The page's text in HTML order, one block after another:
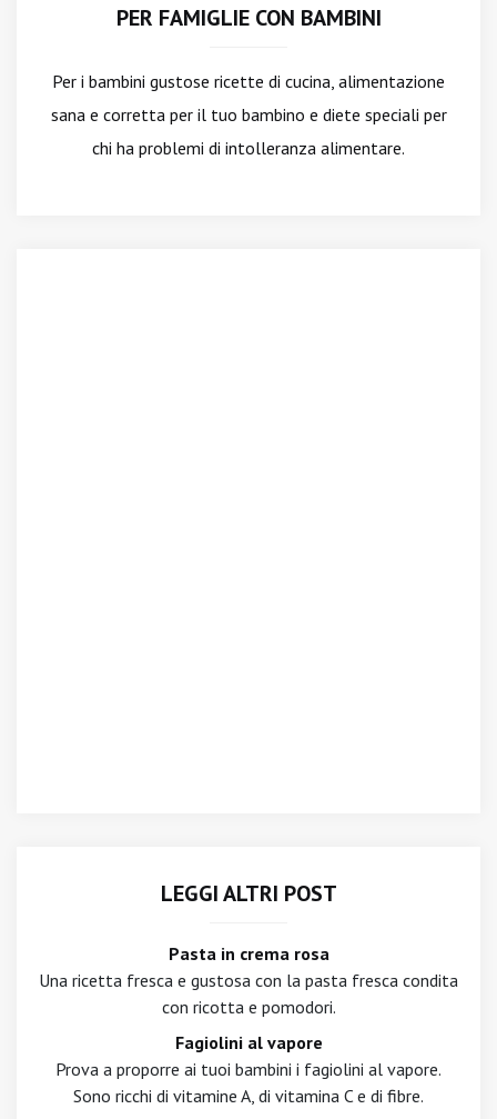
PER FAMIGLIE CON BAMBINI
Per i bambini gustose ricette di cucina, alimentazione
sana e corretta per il tuo bambino e diete speciali per
chi ha problemi di intolleranza alimentare.
LEGGI ALTRI POST
Pasta in crema rosa
Una ricetta fresca e gustosa con la pasta fresca condita
con ricotta e pomodori.
Fagiolini al vapore
Prova a proporre ai tuoi bambini i fagiolini al vapore.
Sono ricchi di vitamine A, di vitamina C e di fibre.